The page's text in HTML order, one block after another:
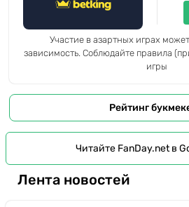
Участие в азартных играх
зависимость. Соблюдайте правила
игры
Рейтинг
Читайте FanDay.net в
Лента новостей